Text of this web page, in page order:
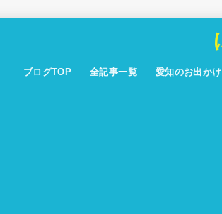
ブログTOP 全記事一覧 愛知のお出かけ